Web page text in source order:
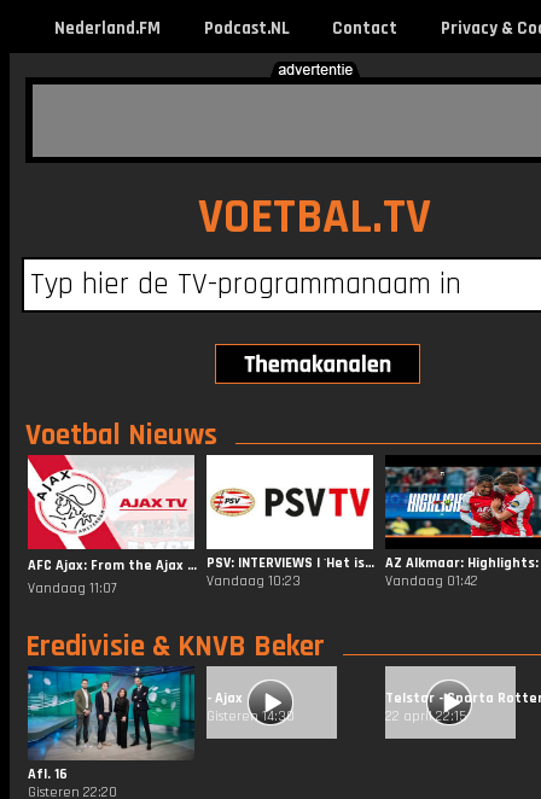
Nederland.FM Podcast.NL Contact Privacy &
VOETBAL.TV
Voetbal Nieuws
AFC Ajax: From the Ajax Archives: Frenkie vs. PEC ❤️
Vandaag 11:07
PSV: INTERVIEWS | 'Het is zo onnodig' 😬
Vandaag 10:23
Vandaag 01:42
Eredivisie & KNVB Beker
Afl. 16
Gisteren 22:20
- Ajax
Gisteren 14:30
22 april 22:15